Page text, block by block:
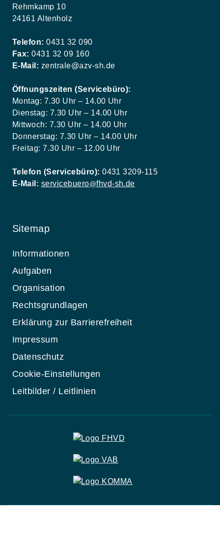
Rehmkamp 10
24161 Altenholz
Telefon: 0431 32 090
Fax: 0431 32 09 160
E-Mail: zentrale@azv-sh.de
Öffnungszeiten (Servicebüro):
Montag: 7.30 Uhr – 14.00 Uhr
Dienstag: 7.30 Uhr – 14.00 Uhr
Mittwoch: 7.30 Uhr – 14.00 Uhr
Donnerstag: 7.30 Uhr – 14.00 Uhr
Freitag: 7.30 Uhr – 12.00 Uhr
Telefon (Servicebüro): 0431 3209-115
E-Mail: servicebuero@fhvd-sh.de
Sitemap
Informationen
Aufgaben
Organisation
Rechtsgrundlagen
Erklärung zur Barrierefreiheit
Impressum
Datenschutz
Cookie-Einstellungen
Leitbilder / Leitlinien